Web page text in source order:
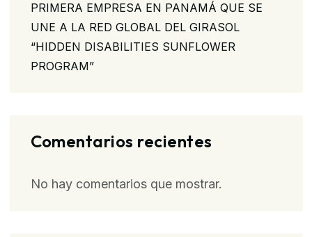
PRIMERA EMPRESA EN PANAMÁ QUE SE
UNE A LA RED GLOBAL DEL GIRASOL
“HIDDEN DISABILITIES SUNFLOWER
PROGRAM”
Comentarios recientes
No hay comentarios que mostrar.